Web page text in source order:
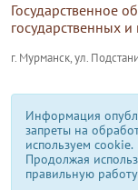
Государственное
государственных
г. Мурманск, ул.
Информация
запреты на
используем сookie.
Продолжая
правильную